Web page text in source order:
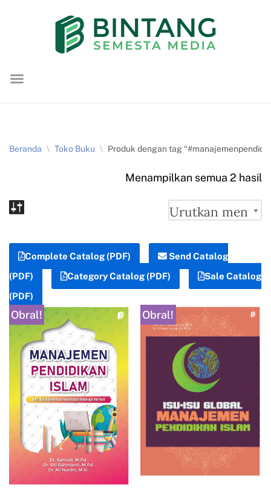
konten
Beranda \ Toko Buku \ Produk dengan tag
Menampilkan semua 2 hasil
Complete Catalog (PDF)
Send Catalog
(PDF)
Category Catalog (PDF)
Sale Catalog
(PDF)
Obral! Obral!